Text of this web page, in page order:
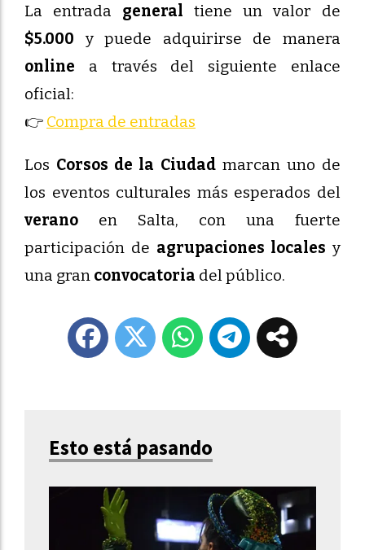
La entrada general tiene un valor de
$5.000 y puede adquirirse de manera
online a través del siguiente enlace
oficial:
👉 Compra de entradas
Los Corsos de la Ciudadmarcan uno de
los eventos culturales más esperados del
verano en Salta, con una fuerte
participación de agrupaciones locales y
una gran convocatoria del público.
Esto está pasando